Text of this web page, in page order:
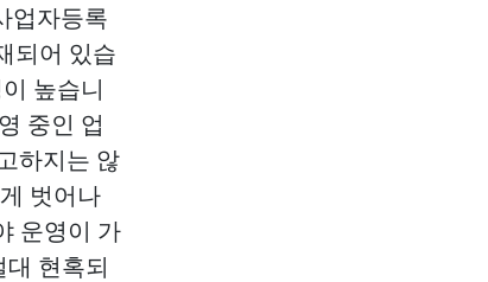
업자등록
되어 있습
높습니
중인 업
하지는 않
벗어나
운영이 가
현혹되